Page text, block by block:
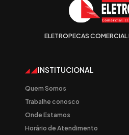
ELETROPECAS
INSTITUCIONAL
Quem Somos
Trabalhe conosco
Onde Estamos
Horário de Atendimento